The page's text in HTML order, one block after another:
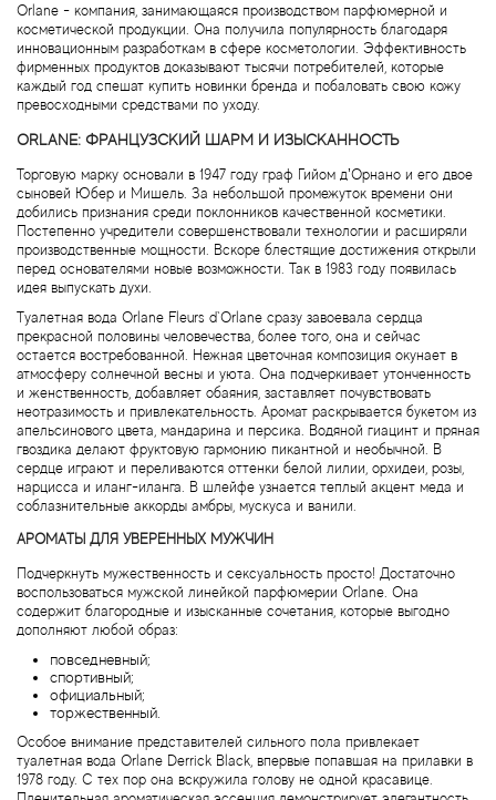
Orlane - компания, занимающаяся производством парфюмерной и
косметической продукции. Она получила популярность благодаря
инновационным разработкам в сфере косметологии. Эффективность
фирменных продуктов доказывают тысячи потребителей, которые
каждый год спешат купить новинки бренда и побаловать свою кожу
превосходными средствами по уходу.
ORLANE: ФРАНЦУЗСКИЙ ШАРМ И ИЗЫСКАННОСТЬ
Торговую марку основали в 1947 году граф Гийом д’Орнано и его двое
сыновей Юбер и Мишель. За небольшой промежуток времени они
добились признания среди поклонников качественной косметики.
Постепенно учредители совершенствовали технологии и расширяли
производственные мощности. Вскоре блестящие достижения открыли
перед основателями новые возможности. Так в 1983 году появилась
идея выпускать духи.
Туалетная вода Orlane Fleurs d`Orlane сразу завоевала сердца
прекрасной половины человечества, более того, она и сейчас
остается востребованной. Нежная цветочная композиция окунает в
атмосферу солнечной весны и уюта. Она подчеркивает утонченность
и женственность, добавляет обаяния, заставляет почувствовать
неотразимость и привлекательность. Аромат раскрывается букетом из
апельсинового цвета, мандарина и персика. Водяной гиацинт и пряная
гвоздика делают фруктовую гармонию пикантной и необычной. В
сердце играют и переливаются оттенки белой лилии, орхидеи, розы,
нарцисса и иланг-иланга. В шлейфе узнается теплый акцент меда и
соблазнительные аккорды амбры, мускуса и ванили.
АРОМАТЫ ДЛЯ УВЕРЕННЫХ МУЖЧИН
Подчеркнуть мужественность и сексуальность просто! Достаточно
воспользоваться мужской линейкой парфюмерии Orlane. Она
содержит благородные и изысканные сочетания, которые выгодно
дополняют любой образ:
повседневный;
спортивный;
официальный;
торжественный.
Особое внимание представителей сильного пола привлекает
туалетная вода Orlane Derrick Black, впервые попавшая на прилавки в
1978 году. С тех пор она вскружила голову не одной красавице.
Ajmal
Al Haramain
Al Jazeera
Alaia Paris
Alexander McQueen
Alexandre J
Alfred Dunhill
Alyson Oldoini
American Crew
Amouage
Amouroud
Andre L'Arom